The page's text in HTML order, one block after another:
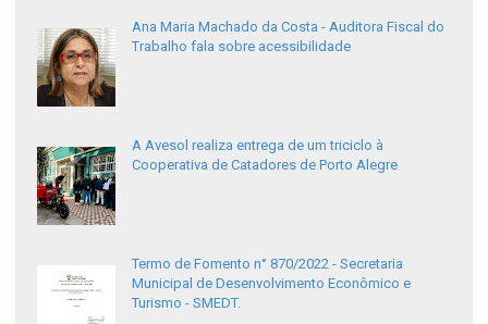
Ana Maria Machado da Costa - Auditora Fiscal do
Trabalho fala sobre acessibilidade
A Avesol realiza entrega de um triciclo à
Cooperativa de Catadores de Porto Alegre
Termo de Fomento n° 870/2022 - Secretaria
Municipal de Desenvolvimento Econômico e
Turismo - SMEDT.